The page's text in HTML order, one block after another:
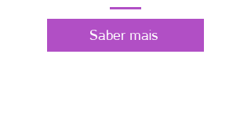
Saber mais